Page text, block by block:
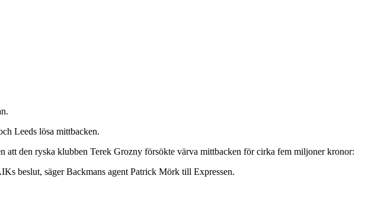
Leeds lösa mittbacken.
att den ryska klubben Terek Grozny försökte värva mittbacken för cirka fem miljoner kronor:
beslut, säger Backmans agent Patrick Mörk till Expressen.